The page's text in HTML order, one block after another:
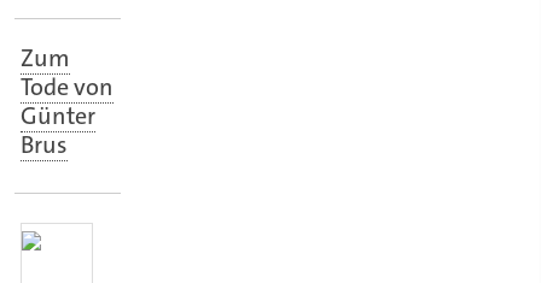
Zum
Tode von
Günter
Brus